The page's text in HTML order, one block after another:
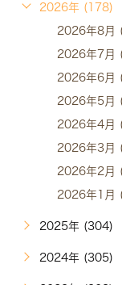
2026年 (178)
2026年8月
2026年7月
2026年6月
2026年5月
2026年4月
2026年3月
2026年2月
2026年1月
2025年 (304)
2024年 (305)